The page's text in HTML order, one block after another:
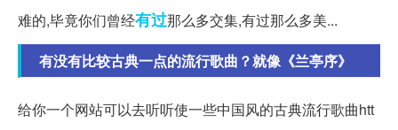
难的,毕竟你们曾经有过那么多交集,有过那么多美...
有没有比较古典一点的流行歌曲？就像《兰亭序》
给你一个网站可以去听听使一些中国风的古典流行歌曲htt